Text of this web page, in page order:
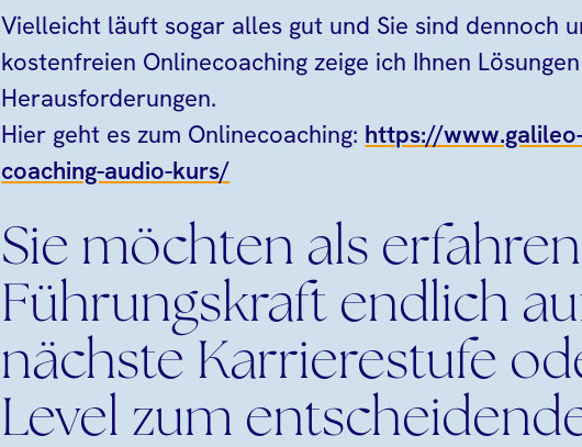
Vielleicht läuft sogar alles gut und Sie sind dennoch
kostenfreien Onlinecoaching zeige ich Ihnen
Herausforderungen.
Hier geht es zum Onlinecoaching: https://
coaching-audio-kurs/
Sie möchten als
Führungskraft endlich
nächste Karrierestufe
Level zum